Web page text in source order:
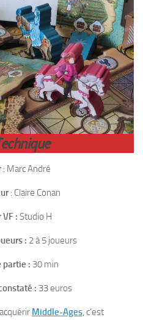
: Marc André
: Claire Conan
VF : Studio H
: 2 à 5 joueurs
partie : 30 min
: 33 euros
Middle-Ages, c’est